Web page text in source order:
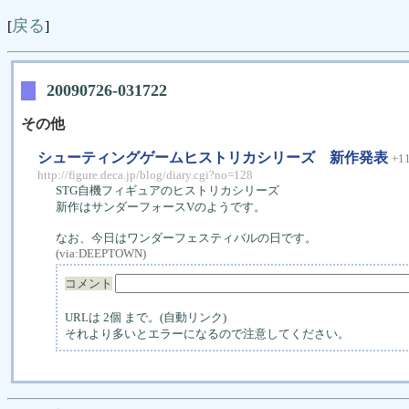
[戻る]
20090726-031722
その他
シューティングゲームヒストリカシリーズ 新作発表
http://figure.deca.jp/blog/diary.cgi?no=128
STG自機フィギュアのヒストリカシリーズ
新作はサンダーフォースVのようです。
なお、今日はワンダーフェスティバルの日です。
(via:DEEPTOWN)
コメント
URLは 2個 まで。(自動リンク)
それより多いとエラーになるので注意してください。